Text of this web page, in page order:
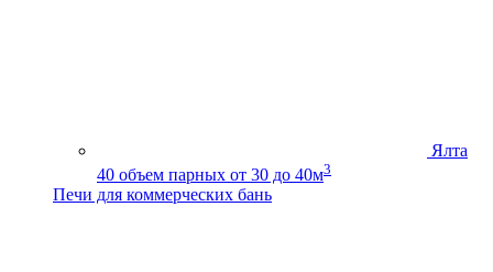
Ялта
40 объем парных от 30 до 40м3
Печи для коммерческих бань